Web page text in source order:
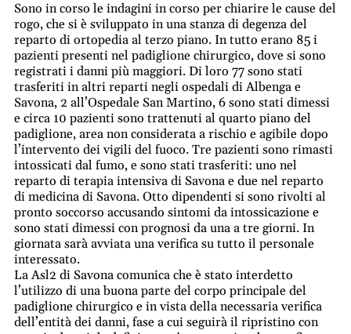
Sono in corso le indagini in corso per chiarire le cause del
rogo, che si è sviluppato in una stanza di degenza del
reparto di ortopedia al terzo piano. In tutto erano 85 i
pazienti presenti nel padiglione chirurgico, dove si sono
registrati i danni più maggiori. Di loro 77 sono stati
trasferiti in altri reparti negli ospedali di Albenga e
Savona, 2 all’Ospedale San Martino, 6 sono stati dimessi
e circa 10 pazienti sono trattenuti al quarto piano del
padiglione, area non considerata a rischio e agibile dopo
l’intervento dei vigili del fuoco. Tre pazienti sono rimasti
intossicati dal fumo, e sono stati trasferiti: uno nel
reparto di terapia intensiva di Savona e due nel reparto
di medicina di Savona. Otto dipendenti si sono rivolti al
pronto soccorso accusando sintomi da intossicazione e
sono stati dimessi con prognosi da una a tre giorni. In
giornata sarà avviata una verifica su tutto il personale
interessato.
La Asl2 di Savona comunica che è stato interdetto
l’utilizzo di una buona parte del corpo principale del
padiglione chirurgico e in vista della necessaria verifica
dell’entità dei danni, fase a cui seguirà il ripristino con